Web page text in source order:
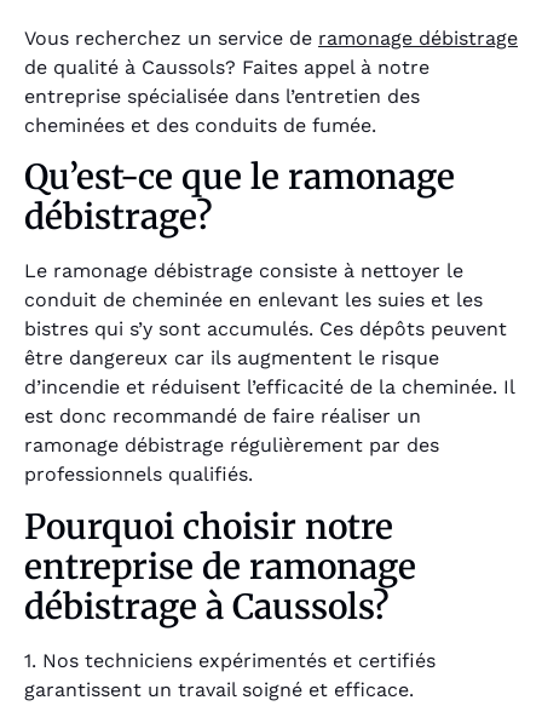
Vous recherchez un service de ramonage débistrage
de qualité à Caussols? Faites appel à notre
entreprise spécialisée dans l’entretien des
cheminées et des conduits de fumée.
Qu’est-ce que le ramonage
débistrage?
Le ramonage débistrage consiste à nettoyer le
conduit de cheminée en enlevant les suies et les
bistres qui s’y sont accumulés. Ces dépôts peuvent
être dangereux car ils augmentent le risque
d’incendie et réduisent l’efficacité de la cheminée. Il
est donc recommandé de faire réaliser un
ramonage débistrage régulièrement par des
professionnels qualifiés.
Pourquoi choisir notre
entreprise de ramonage
débistrage à Caussols?
1. Nos techniciens expérimentés et certifiés
garantissent un travail soigné et efficace.